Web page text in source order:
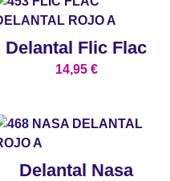
Delantal Flic Flac
14,95 €
Delantal Nasa